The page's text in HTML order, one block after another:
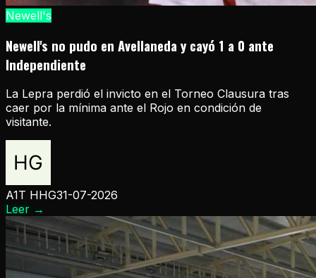
Newell's
Newell's no pudo en Avellaneda y cayó 1 a 0 ante
Independiente
La Lepra perdió el invicto en el Torneo Clausura tras
caer por la mínima ante el Rojo en condición de
visitante.
A1T HHG31-07-2026
Leer →